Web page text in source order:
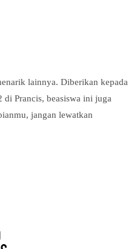
lainnya. Diberikan kepada
Prancis, beasiswa ini juga
jangan lewatkan